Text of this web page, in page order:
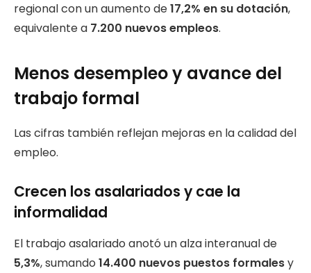
regional con un aumento de17,2% en su dotación,
equivalente a 7.200 nuevos empleos.
Menos desempleo y avance del
trabajo formal
Las cifras también reflejan mejoras en la calidad del
empleo.
Crecen los asalariados y cae la
informalidad
El trabajo asalariado anotó un alza interanual de
5,3%, sumando 14.400 nuevos puestos formalesy